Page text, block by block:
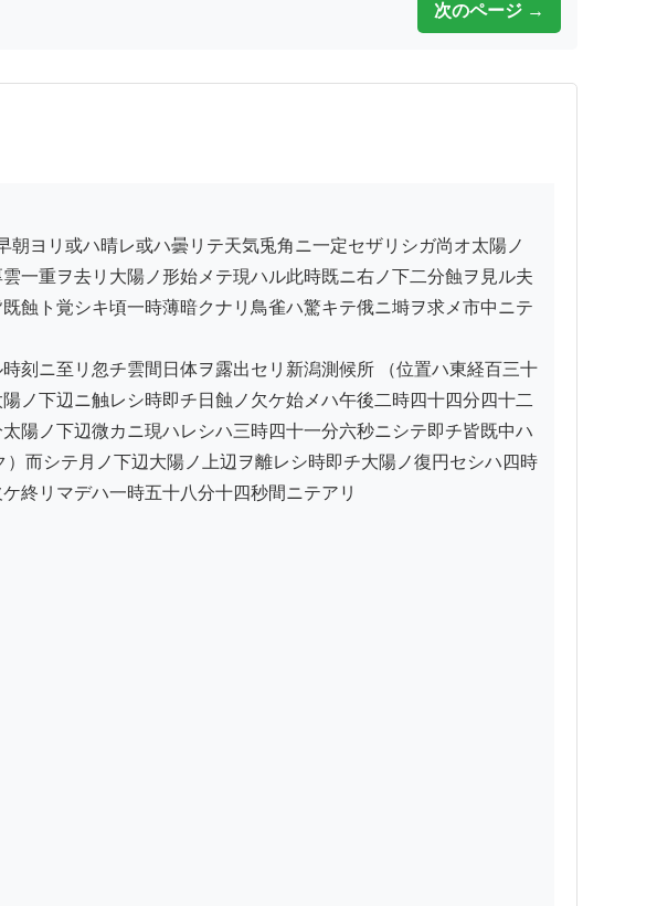
次のページ →
一重ヲ去リ大陽ノ形始メテ現ハル此時既ニ右ノ下二分蝕ヲ見ル夫
蝕ト覚シキ頃一時薄暗クナリ鳥雀ハ驚キテ俄ニ塒ヲ求メ市中ニテ
刻ニ至リ忽チ雲間日体ヲ露出セリ新潟測候所 （位置ハ東経百三十
ノ下辺ニ触レシ時即チ日蝕ノ欠ケ始メハ午後二時四十四分四十二
陽ノ下辺微カニ現ハレシハ三時四十一分六秒ニシテ即チ皆既中ハ
而シテ月ノ下辺大陽ノ上辺ヲ離レシ時即チ大陽ノ復円セシハ四時
終リマデハ一時五十八分十四秒間ニテアリ